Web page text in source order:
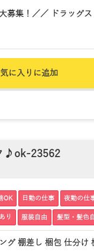
募集！／／ ドラッグ
に入りに追加
♪ok-23562
OK 日勤の仕事 夜勤の仕
り 服装自由 髪型・髪色
グ 棚差し 梱包 仕分け